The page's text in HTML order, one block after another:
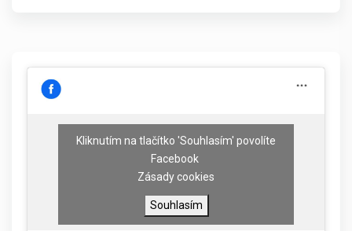
Kliknutím na tlačítko 'Souhlasím' povolíte
Facebook
Zásady cookies
Souhlasím